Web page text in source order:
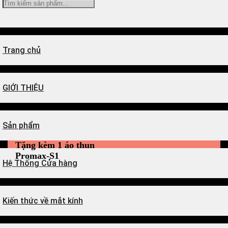
Tặng kèm 1 áo thun
Promax-S1
Tìm
Trang chủ
GIỚI THIỆU
Sản phẩm
Hệ Thống Cửa hàng
Kiến thức về mắt kính